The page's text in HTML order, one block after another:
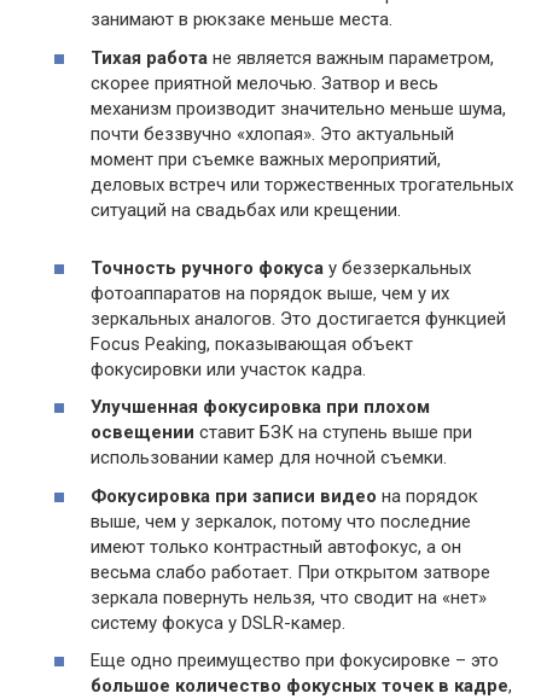
занимают в рюкзаке меньше места.
Тихая работа не является важным параметром,
скорее приятной мелочью. Затвор и весь
механизм производит значительно меньше шума,
почти беззвучно «хлопая». Это актуальный
момент при съемке важных мероприятий,
деловых встреч или торжественных трогательных
ситуаций на свадьбах или крещении.
Точность ручного фокуса у беззеркальных
фотоаппаратов на порядок выше, чем у их
зеркальных аналогов. Это достигается функцией
Focus Peaking, показывающая объект
фокусировки или участок кадра.
Улучшенная фокусировка при плохом
освещении ставит БЗК на ступень выше при
использовании камер для ночной съемки.
Фокусировка при записи видео на порядок
выше, чем у зеркалок, потому что последние
имеют только контрастный автофокус, а он
весьма слабо работает. При открытом затворе
зеркала повернуть нельзя, что сводит на «нет»
систему фокуса у DSLR-камер.
Еще одно преимущество при фокусировке – это
большое количество фокусных точек в кадре,